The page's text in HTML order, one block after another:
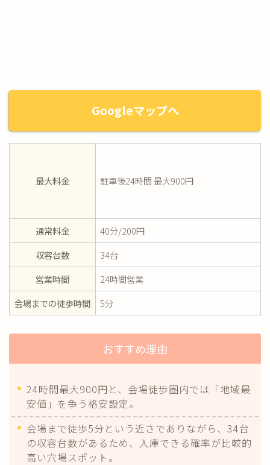
Googleマップへ
最大料金 駐車後24時間 最大900円
通常料金
40分/200円
収容台数
34台
営業時間
24時間営業
会場までの徒歩時間
5分
おすすめ理由
24時間最大900円と、会場徒歩圏内では「地域最
安値」を争う格安設定。
会場まで徒歩5分という近さでありながら、34台
の収容台数があるため、入庫できる確率が比較的
高い穴場スポット。